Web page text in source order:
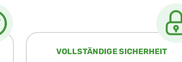
VOLLSTÄNDIGE SICHERHEIT